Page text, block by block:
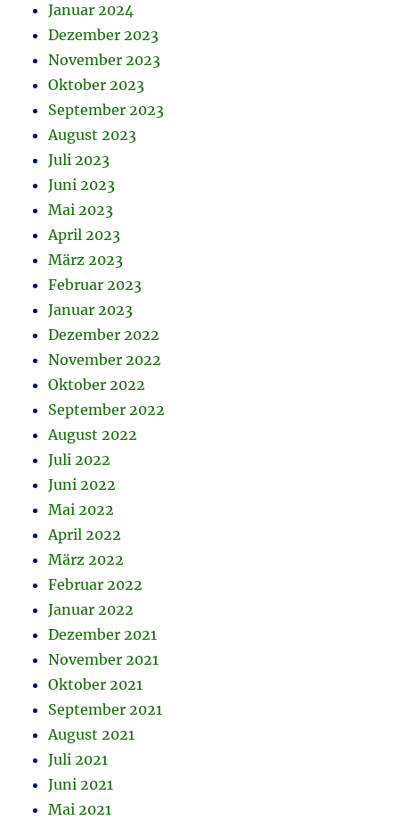
Januar 2024
Dezember 2023
November 2023
Oktober 2023
September 2023
August 2023
Juli 2023
Juni 2023
Mai 2023
April 2023
März 2023
Februar 2023
Januar 2023
Dezember 2022
November 2022
Oktober 2022
September 2022
August 2022
Juli 2022
Juni 2022
Mai 2022
April 2022
März 2022
Februar 2022
Januar 2022
Dezember 2021
November 2021
Oktober 2021
September 2021
August 2021
Juli 2021
Juni 2021
Mai 2021